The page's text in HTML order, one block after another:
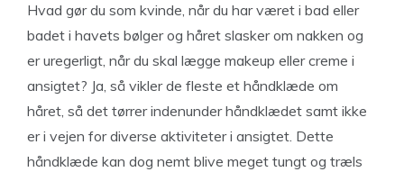
Hvad gør du som kvinde, når du har været i bad eller
badet i havets bølger og håret slasker om nakken og
er uregerligt, når du skal lægge makeup eller creme i
ansigtet? Ja, så vikler de fleste et håndklæde om
håret, så det tørrer indenunder håndklædet samt ikke
er i vejen for diverse aktiviteter i ansigtet. Dette
håndklæde kan dog nemt blive meget tungt og træls